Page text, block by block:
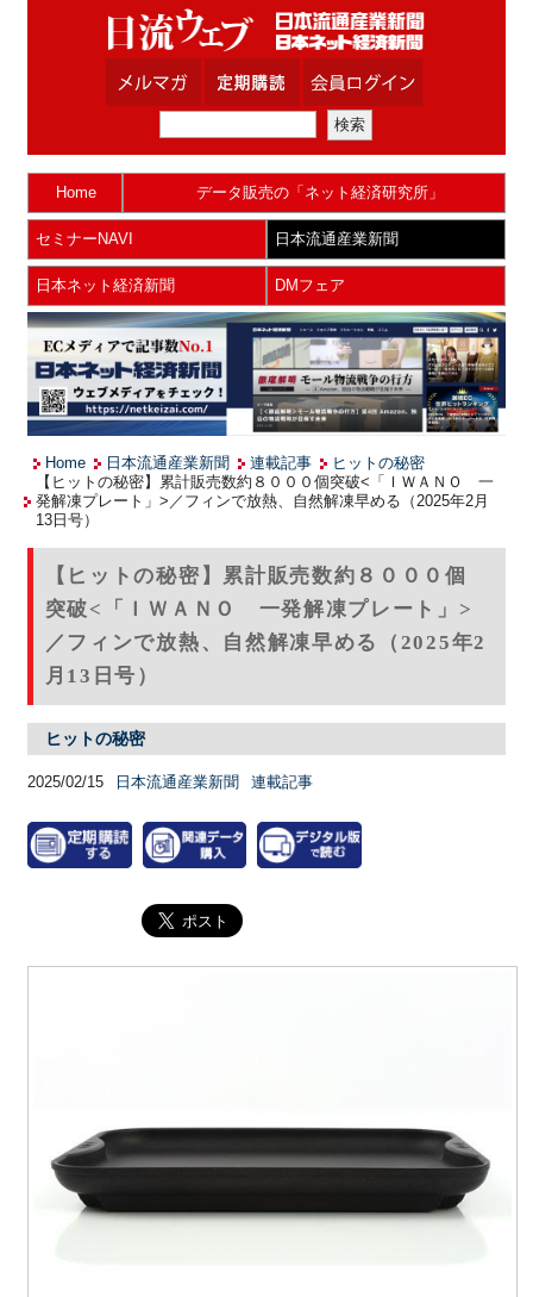
Home データ販売の「ネット経済研究所」
セミナーNAVI 日本流通産業新聞
日本ネット経済新聞 DMフェア
Home 日本流通産業新聞 連載記事
ヒットの秘密
【ヒットの秘密】累計販売数約８０００個突破<「ＩＷＡＮＯ 一
発解凍プレート」>／フィンで放熱、自然解凍早める（2025年2月
13日号）
【ヒットの秘密】累計販売数約８０００個
突破<「ＩＷＡＮＯ 一発解凍プレート」>
／フィンで放熱、自然解凍早める（2025年2
月13日号）
ヒットの秘密
2025/02/15 日本流通産業新聞 連載記事